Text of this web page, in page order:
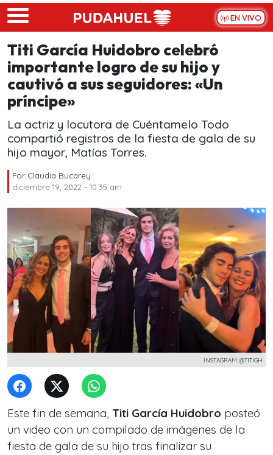
Skip to main content
EN VIVO
Titi García Huidobro celebró
importante logro de su hijo y
cautivó a sus seguidores: «Un
príncipe»
La actriz y locutora de Cuéntamelo Todo
compartió registros de la fiesta de gala de su
hijo mayor, Matías Torres.
Por Claudia Bucarey
diciembre 19, 2022 - 10:35 am
INSTAGRAM @TITIGH
Este fin de semana, Titi García Huidobro posteó
un video con un compilado de imágenes de la
fiesta de gala de su hijo tras finalizar su